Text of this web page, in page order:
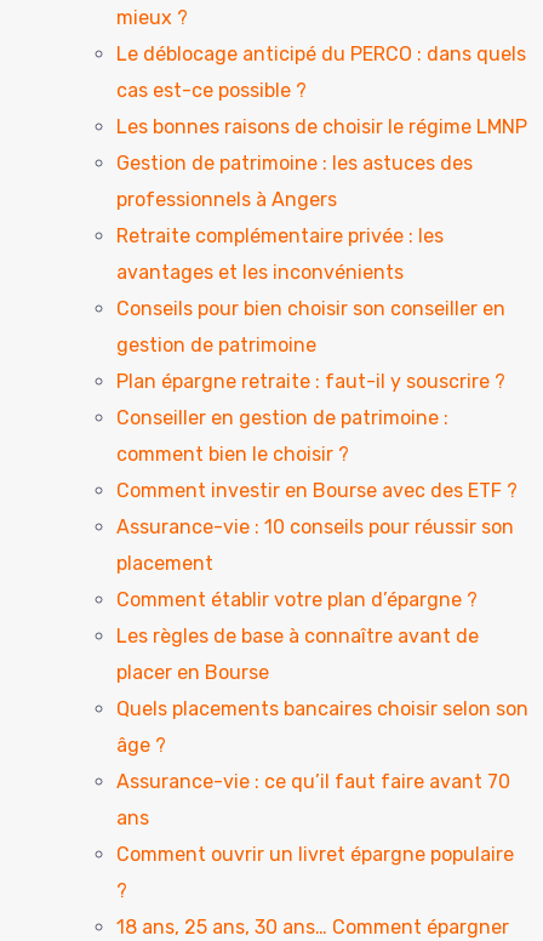
mieux ?
Le déblocage anticipé du PERCO : dans quels
cas est-ce possible ?
Les bonnes raisons de choisir le régime LMNP
Gestion de patrimoine : les astuces des
professionnels à Angers
Retraite complémentaire privée : les
avantages et les inconvénients
Conseils pour bien choisir son conseiller en
gestion de patrimoine
Plan épargne retraite : faut-il y souscrire ?
Conseiller en gestion de patrimoine :
comment bien le choisir ?
Comment investir en Bourse avec des ETF ?
Assurance-vie : 10 conseils pour réussir son
placement
Comment établir votre plan d’épargne ?
Les règles de base à connaître avant de
placer en Bourse
Quels placements bancaires choisir selon son
âge ?
Assurance-vie : ce qu’il faut faire avant 70
ans
Comment ouvrir un livret épargne populaire
?
18 ans, 25 ans, 30 ans… Comment épargner